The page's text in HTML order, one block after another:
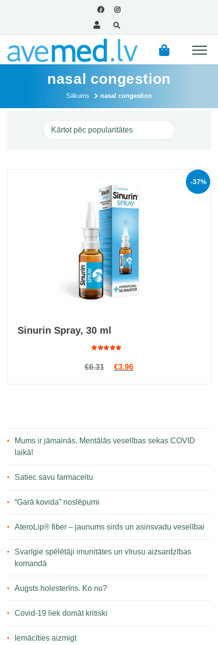
nasal congestion
Sākums nasal congestion
-37%
Sinurin Spray, 30 ml
4.88
out
€6.31 Original price was: €6.31.
€3.96Current price is: €3.96.
Mums ir jāmainās. Mentālās veselības sekas COVID
laikā!
Satiec savu farmaceitu
“Garā kovida” noslēpumi
AteroLip® fiber – jaunums sirds un asinsvadu veselībai
Svarīgie spēlētāji imunitātes un vīrusu aizsardzības
komandā
Augsts holesterīns. Ko nu?
Covid-19 liek domāt kritiski
Iemācīties aizmigt